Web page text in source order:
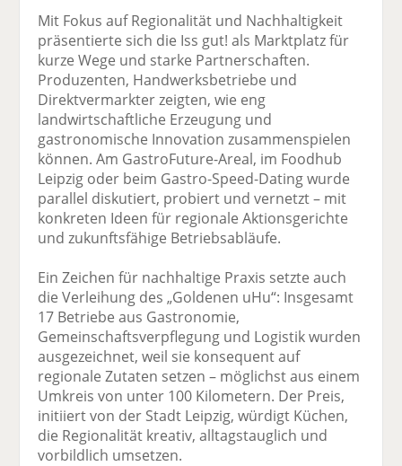
Mit Fokus auf Regionalität und Nachhaltigkeit
präsentierte sich die Iss gut! als Marktplatz für
kurze Wege und starke Partnerschaften.
Produzenten, Handwerksbetriebe und
Direktvermarkter zeigten, wie eng
landwirtschaftliche Erzeugung und
gastronomische Innovation zusammenspielen
können. Am GastroFuture-Areal, im Foodhub
Leipzig oder beim Gastro-Speed-Dating wurde
parallel diskutiert, probiert und vernetzt – mit
konkreten Ideen für regionale Aktionsgerichte
und zukunftsfähige Betriebsabläufe.
Ein Zeichen für nachhaltige Praxis setzte auch
die Verleihung des „Goldenen uHu“: Insgesamt
17 Betriebe aus Gastronomie,
Gemeinschaftsverpflegung und Logistik wurden
ausgezeichnet, weil sie konsequent auf
regionale Zutaten setzen – möglichst aus einem
Umkreis von unter 100 Kilometern. Der Preis,
initiiert von der Stadt Leipzig, würdigt Küchen,
die Regionalität kreativ, alltagstauglich und
vorbildlich umsetzen.